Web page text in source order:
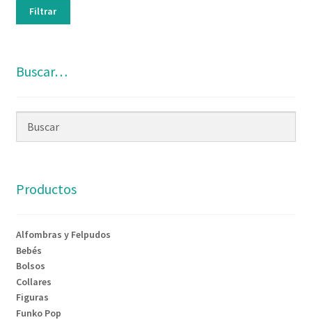
Filtrar
Buscar…
Productos
Alfombras y Felpudos
Bebés
Bolsos
Collares
Figuras
Funko Pop